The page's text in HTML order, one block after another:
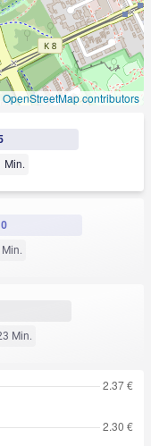
OpenStreetMap contributors
Min.
Min.